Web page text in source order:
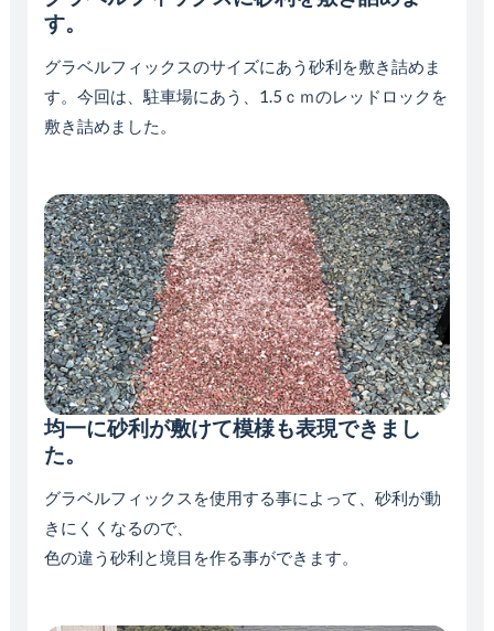
す。
グラベルフィックスのサイズにあう砂利を敷き詰めま
す。今回は、駐車場にあう、1.5ｃｍのレッドロックを
敷き詰めました。
均一に砂利が敷けて模様も表現できまし
た。
グラベルフィックスを使用する事によって、砂利が動
きにくくなるので、
色の違う砂利と境目を作る事ができます。